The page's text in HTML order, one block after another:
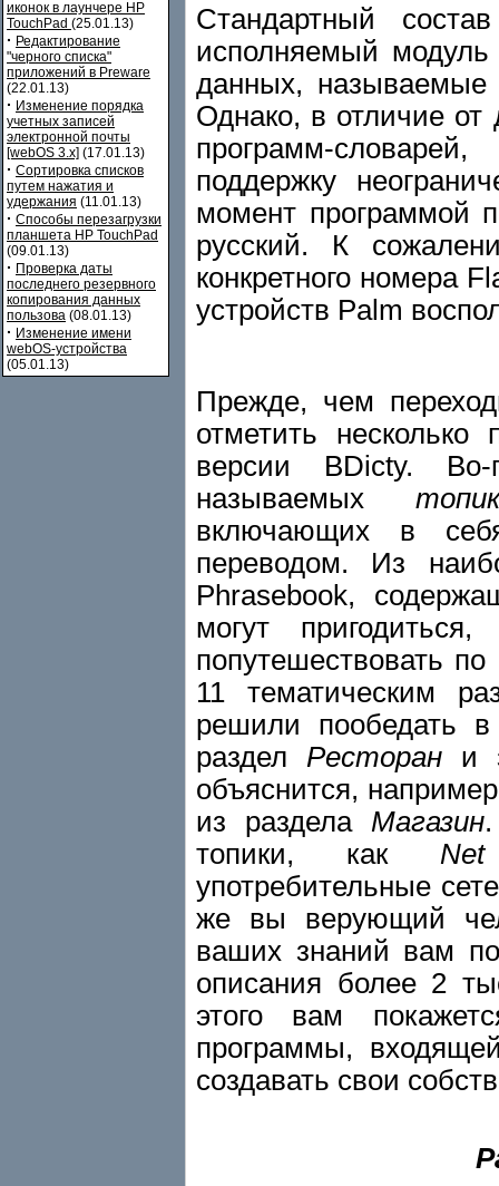
иконок в лаунчере HP
TouchPad (25.01.13)
· Редактирование
"черного списка"
приложений в Preware
(22.01.13)
· Изменение порядка
учетных записей
электронной почты
[webOS 3.x] (17.01.13)
· Сортировка списков
путем нажатия и
удержания (11.01.13)
· Способы перезагрузки
планшета HP TouchPad
(09.01.13)
· Проверка даты
последнего резервного
копирования данных
пользова (08.01.13)
· Изменение имени
webOS-устройства
(05.01.13)
Стандартный
исполняемый
данных, называемые
Однако, в отличие от
программ-
поддержку
момент программой
русский. К
конкретного номера
устройств Palm
Прежде, чем
отметить
версии BDicty. Во-
называемых
включающих в
переводом. Из
Phrasebook,
могут
попутешествовать
11 тематическим
решили пообедать в
раздел Ресторан и
объяснится,
из раздела Магазин.
топики, как
употребительные
же вы верующий
ваших знаний вам
описания более 2
этого вам
программы,
создавать свои